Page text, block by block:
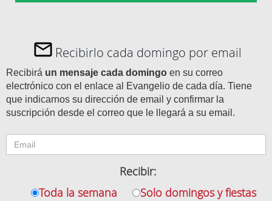
Recibirlo cada domingo por email
Recibirá un mensaje cada domingo en su correo
electrónico con el enlace al Evangelio de cada día. Tiene
que indicarnos su dirección de email y confirmar la
suscripción desde el correo que le llegará a su email.
Recibir:
Toda la semana
Solo domingos y fiestas